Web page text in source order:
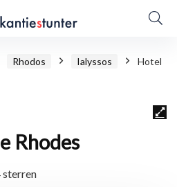
Rhodos Ialyssos
Hotel
Rhodes
sterren